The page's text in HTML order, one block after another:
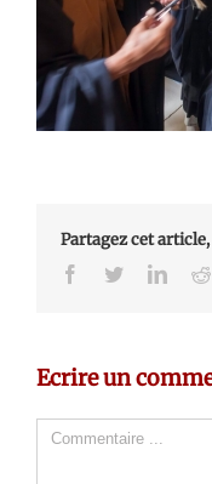
Partagez cet
Facebook
Twitter
Ecrire un
Comment